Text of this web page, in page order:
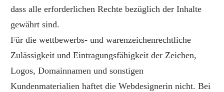
dass alle erforderlichen Rechte bezüglich der Inhalte
gewährt sind.
Für die wettbewerbs- und warenzeichenrechtliche
Zulässigkeit und Eintragungsfähigkeit der Zeichen,
Logos, Domainnamen und sonstigen
Kundenmaterialien haftet die Webdesignerin nicht. Bei